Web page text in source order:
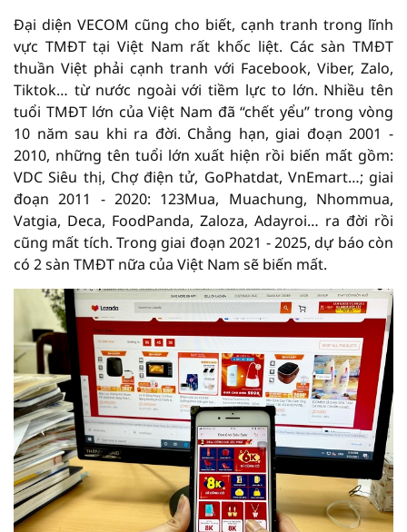
Đại diện VECOM cũng cho biết, cạnh tranh trong lĩnh
vực TMĐT tại Việt Nam rất khốc liệt. Các sàn TMĐT
thuần Việt phải cạnh tranh với Facebook, Viber, Zalo,
Tiktok… từ nước ngoài với tiềm lực to lớn. Nhiều tên
tuổi TMĐT lớn của Việt Nam đã “chết yểu” trong vòng
10 năm sau khi ra đời. Chẳng hạn, giai đoạn 2001 -
2010, những tên tuổi lớn xuất hiện rồi biến mất gồm:
VDC Siêu thị, Chợ điện tử, GoPhatdat, VnEmart…; giai
đoạn 2011 - 2020: 123Mua, Muachung, Nhommua,
Vatgia, Deca, FoodPanda, Zaloza, Adayroi… ra đời rồi
cũng mất tích. Trong giai đoạn 2021 - 2025, dự báo còn
có 2 sàn TMĐT nữa của Việt Nam sẽ biến mất.